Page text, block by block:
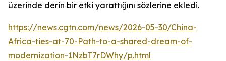
üzerinde derin bir etki yarattığını sözlerine ekledi.
https://news.cgtn.com/news/2026-05-30/China-
Africa-ties-at-70-Path-to-a-shared-dream-of-
modernization-1NzbT7rDWhy/p.html